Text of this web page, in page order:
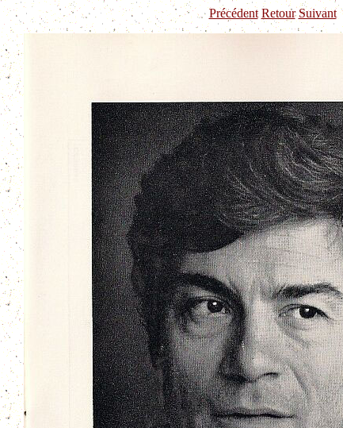
Précédent Retour Suivant